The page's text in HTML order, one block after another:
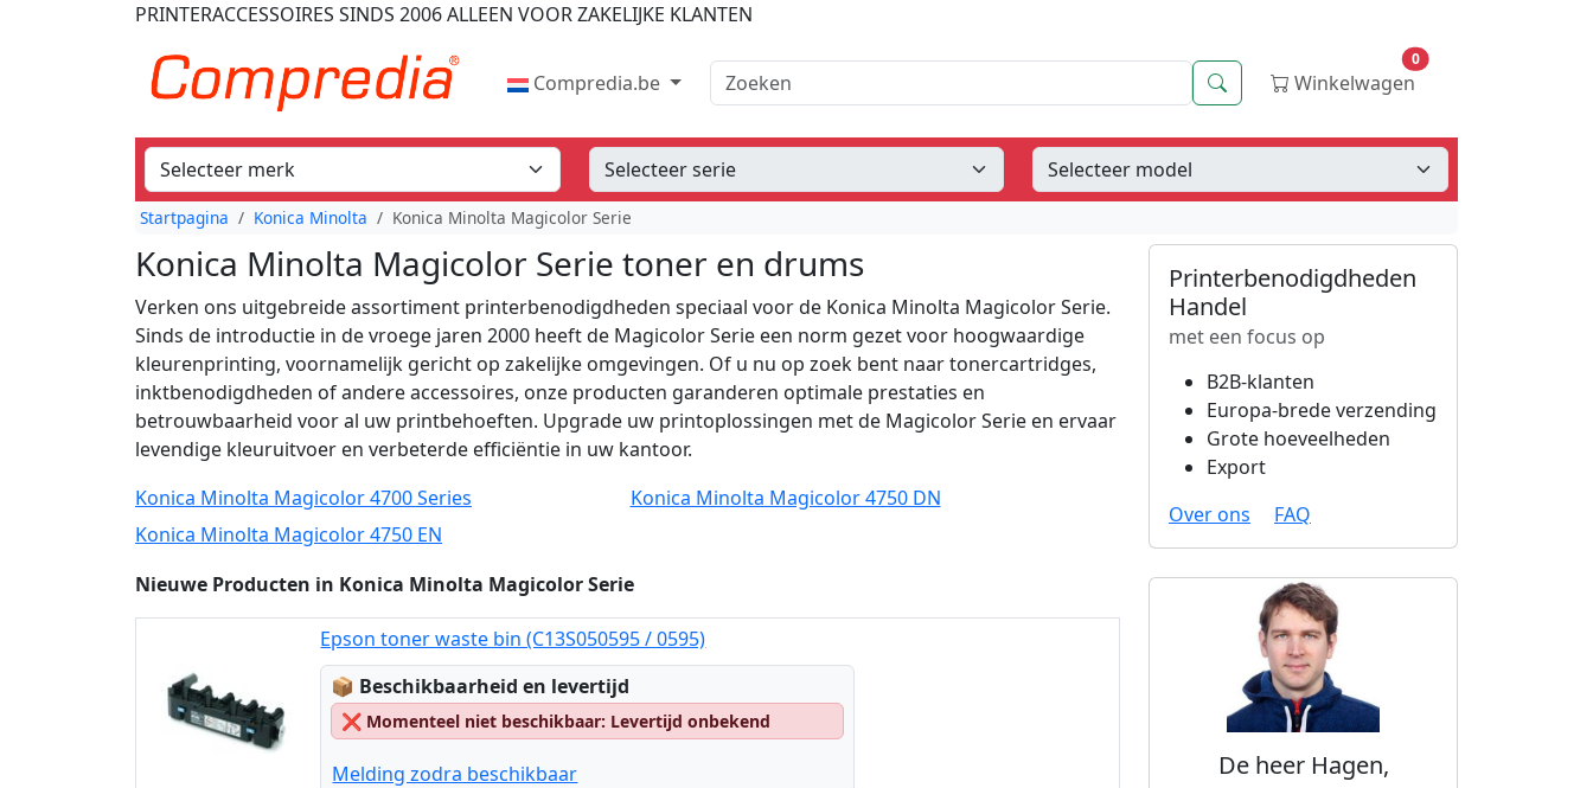
PRINTERACCESSOIRES SINDS 2006ALLEEN VOOR ZAKELIJKE KLANTEN
Compredia.be Zoeken Zoeken Winkelwagen
0
Startpagina Konica Minolta Konica Minolta Magicolor Serie
Konica Minolta Magicolor Serie toner en drums
Verken ons uitgebreide assortiment printerbenodigdheden speciaal voor de Konica Minolta Magicolor Serie.
Sinds de introductie in de vroege jaren 2000 heeft de Magicolor Serie een norm gezet voor hoogwaardige
kleurenprinting, voornamelijk gericht op zakelijke omgevingen. Of u nu op zoek bent naar tonercartridges,
inktbenodigdheden of andere accessoires, onze producten garanderen optimale prestaties en
betrouwbaarheid voor al uw printbehoeften. Upgrade uw printoplossingen met de Magicolor Serie en ervaar
levendige kleuruitvoer en verbeterde efficiëntie in uw kantoor.
Konica Minolta Magicolor 4700 Series
Konica Minolta Magicolor 4750 DN
Konica Minolta Magicolor 4750 EN
Nieuwe Producten in Konica Minolta Magicolor Serie
Epson toner waste bin (C13S050595 / 0595)
📦 Lagerstatus:
Beschikbaarheid en levertijd
❌ Momenteel niet beschikbaar: Levertijd onbekend
Melding zodra beschikbaar
Printerbenodigdheden
Handel
met een focus op
B2B-klanten
Europa-brede verzending
Grote hoeveelheden
Export
Over ons
FAQ
De heer Hagen,